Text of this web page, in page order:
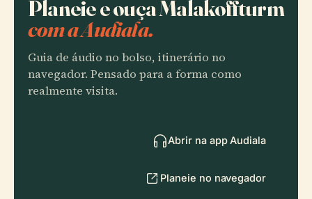
Planeie e ouça Malakoffturm
com a Audiala.
Guia de áudio no bolso, itinerário no
navegador. Pensado para a forma como
realmente visita.
Abrir na app Audiala
Planeie no navegador